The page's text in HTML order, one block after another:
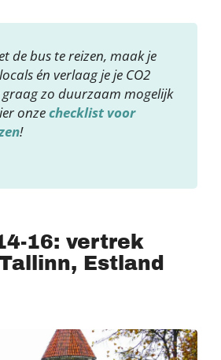
de bus te reizen, maak je
én verlaag je je CO2
zo duurzaam mogelijk
onzechecklist voor
!
16: vertrek
Estland